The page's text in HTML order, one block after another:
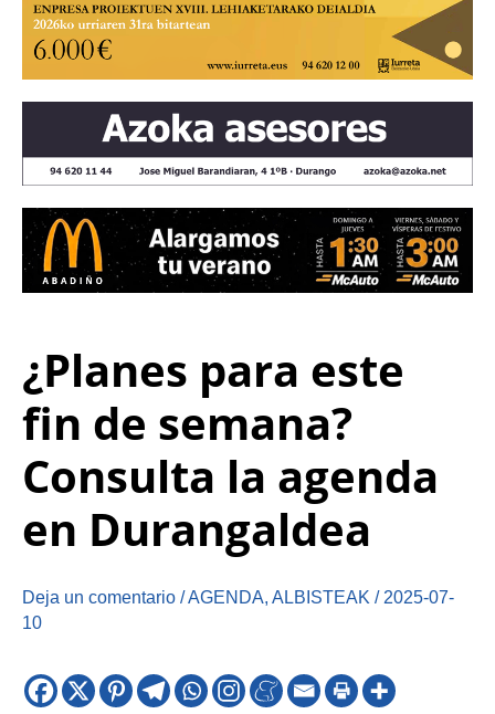
¿Planes para este
fin de semana?
Consulta la agenda
en Durangaldea
Deja un comentario /AGENDA, ALBISTEAK / 2025-07-
10